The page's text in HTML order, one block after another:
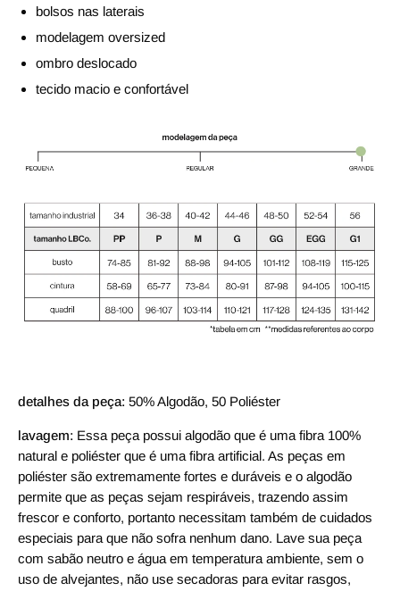
bolsos nas laterais
modelagem oversized
ombro deslocado
tecido macio e confortável
detalhes da peça: 50% Algodão, 50 Poliéster
lavagem: Essa peça possui algodão que é uma fibra 100%
natural e poliéster que é uma fibra artificial. As peças em
poliéster são extremamente fortes e duráveis e o algodão
permite que as peças sejam respiráveis, trazendo assim
frescor e conforto, portanto necessitam também de cuidados
especiais para que não sofra nenhum dano. Lave sua peça
com sabão neutro e água em temperatura ambiente, sem o
uso de alvejantes, não use secadoras para evitar rasgos,